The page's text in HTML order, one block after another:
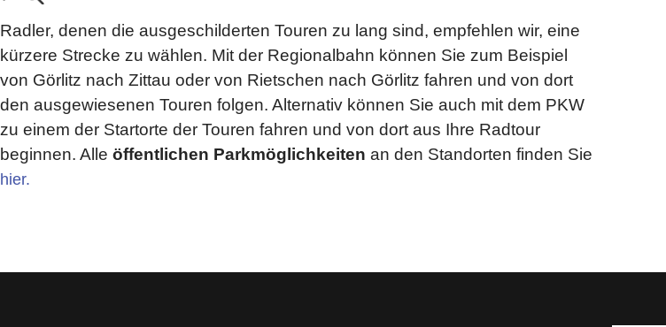
Radler, denen die ausgeschilderten Touren zu lang sind, empfehlen wir, eine
kürzere Strecke zu wählen. Mit der Regionalbahn können Sie zum Beispiel
von Görlitz nach Zittau oder von Rietschen nach Görlitz fahren und von dort
den ausgewiesenen Touren folgen. Alternativ können Sie auch mit dem PKW
zu einem der Startorte der Touren fahren und von dort aus Ihre Radtour
beginnen. Alle öffentlichen Parkmöglichkeiten an den Standorten finden Sie
hier.